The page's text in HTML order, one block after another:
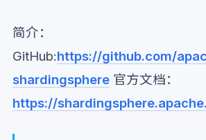
简介：
GitHub:https://github.com/
shardingsphere 官方文档：
https://